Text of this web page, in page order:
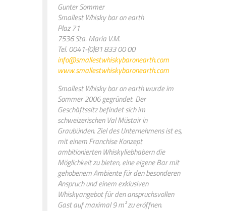
Gunter Sommer
Smallest Whisky bar on earth
Plaz 71
7536 Sta. Maria V.M.
Tel. 0041-(0)81 833 00 00
info@smallestwhiskybaronearth.com
www.smallestwhiskybaronearth.com
Smallest Whisky bar on earth wurde im
Sommer 2006 gegründet. Der
Geschäftssitz befindet sich im
schweizerischen Val Müstair in
Graubünden. Ziel des Unternehmens ist es,
mit einem Franchise Konzept
ambitionierten Whiskyliebhabern die
Möglichkeit zu bieten, eine eigene Bar mit
gehobenem Ambiente für den besonderen
Anspruch und einem exklusiven
Whiskyangebot für den anspruchsvollen
Gast auf maximal 9 m² zu eröffnen.